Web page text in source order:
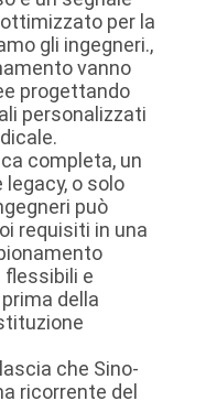
per la
gli ingegneri.,
vanno
progettando
personalizzati
completa, un
o solo
può
requisiti in una
flessibili e
della
che Sino-
ricorrente del